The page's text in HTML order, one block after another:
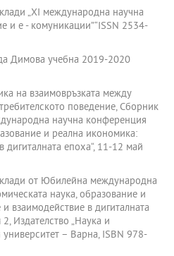
„XI международна научна
и е - комуникации”“ISSN 2534-
Димова учебна 2019-2020
на взаимовръзката между
поведение, Сборник
научна конференция
и реална икономика:
дигиталната епоха“, 11-12 май
от Юбилейна международна
наука, образование и
взаимодействие в дигиталната
Издателство „Наука и
– Варна, ISBN 978-